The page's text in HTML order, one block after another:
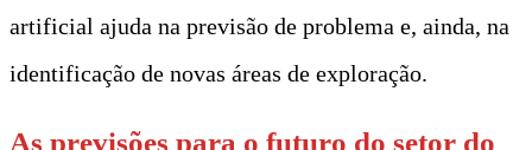
artificial ajuda na previsão de problema e, ainda, na
identificação de novas áreas de exploração.
As previsões para o futuro do setor do